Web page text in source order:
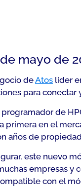
mayo de
deAtos líder
para
programador de
primera en el
años de
este nuevo
empresas y
con el